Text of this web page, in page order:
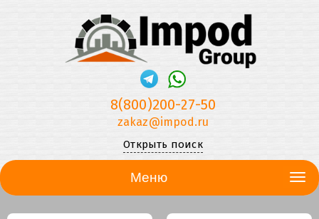
8(800)200-27-50
zakaz@impod.ru
Открыть поиск
Меню